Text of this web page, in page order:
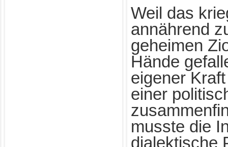
Weil das
annährend
geheimen
Hände
eigener
einer
musste die
dialektische